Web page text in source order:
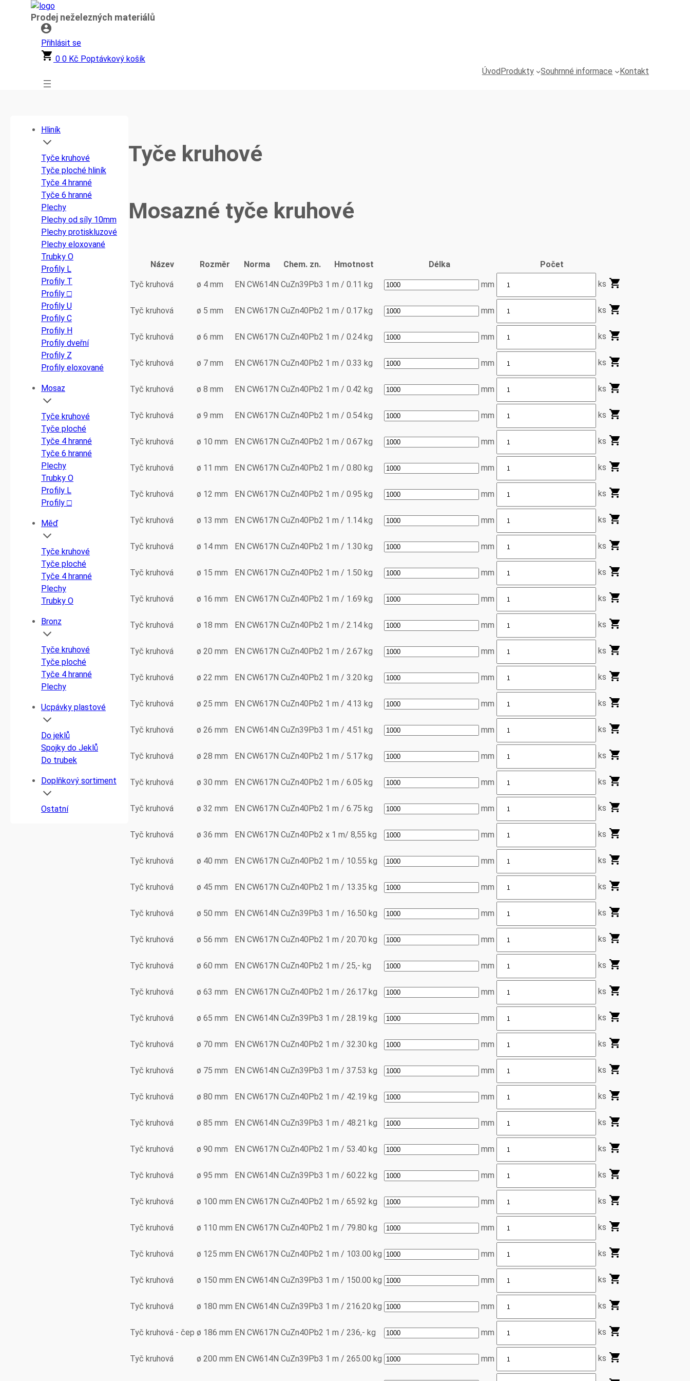
Přeskočit
Prodej neželezných materiálů
Přihlásit se
0 0 Kč Poptávkový košík
ÚvodProdukty Souhrnné informace Kontakt
Hliník
Tyče kruhové
Tyče ploché hliník
Tyče 4 hranné
Tyče 6 hranné
Plechy
Plechy od síly 10mm
Plechy protiskluzové
Plechy eloxované
Trubky O
Profily L
Profily T
Profily □
Profily U
Profily C
Profily H
Profily dveřní
Profily Z
Profily eloxované
Mosaz
Tyče kruhové
Tyče ploché
Tyče 4 hranné
Tyče 6 hranné
Plechy
Trubky O
Profily L
Profily □
Měď
Tyče kruhové
Tyče ploché
Tyče 4 hranné
Plechy
Trubky O
Bronz
Tyče kruhové
Tyče ploché
Tyče 4 hranné
Plechy
Ucpávky plastové
Do jeklů
Spojky do Jeklů
Do trubek
Doplňkový sortiment
Ostatní
Tyče kruhové
Mosazné tyče kruhové
Název Rozměr Norma Chem. zn. Hmotnost Délka Počet
Tyč kruhová ø 4 mm EN CW614N CuZn39Pb3 1 m / 0.11 kg mm ks
Tyč kruhová ø 5 mm EN CW617N CuZn40Pb2 1 m / 0.17 kg mm ks
Tyč kruhová ø 6 mm EN CW617N CuZn40Pb2 1 m / 0.24 kg mm ks
Tyč kruhová ø 7 mm EN CW617N CuZn40Pb2 1 m / 0.33 kg mm ks
Tyč kruhová ø 8 mm EN CW617N CuZn40Pb2 1 m / 0.42 kg mm ks
Tyč kruhová ø 9 mm EN CW617N CuZn40Pb2 1 m / 0.54 kg mm ks
Tyč kruhová ø 10 mm EN CW617N CuZn40Pb2 1 m / 0.67 kg mm ks
Tyč kruhová ø 11 mm EN CW617N CuZn40Pb2 1 m / 0.80 kg mm ks
Tyč kruhová ø 12 mm EN CW617N CuZn40Pb2 1 m / 0.95 kg mm ks
Tyč kruhová ø 13 mm EN CW617N CuZn40Pb2 1 m / 1.14 kg mm ks
Tyč kruhová ø 14 mm EN CW617N CuZn40Pb2 1 m / 1.30 kg mm ks
Tyč kruhová ø 15 mm EN CW617N CuZn40Pb2 1 m / 1.50 kg mm ks
Tyč kruhová ø 16 mm EN CW617N CuZn40Pb2 1 m / 1.69 kg mm ks
Tyč kruhová ø 18 mm EN CW617N CuZn40Pb2 1 m / 2.14 kg mm ks
Tyč kruhová ø 20 mm EN CW617N CuZn40Pb2 1 m / 2.67 kg mm ks
Tyč kruhová ø 22 mm EN CW617N CuZn40Pb2 1 m / 3.20 kg mm ks
Tyč kruhová ø 25 mm EN CW617N CuZn40Pb2 1 m / 4.13 kg mm ks
Tyč kruhová ø 26 mm EN CW614N CuZn39Pb3 1 m / 4.51 kg mm ks
Tyč kruhová ø 28 mm EN CW617N CuZn40Pb2 1 m / 5.17 kg mm ks
Tyč kruhová ø 30 mm EN CW617N CuZn40Pb2 1 m / 6.05 kg mm ks
Tyč kruhová ø 32 mm EN CW617N CuZn40Pb2 1 m / 6.75 kg mm ks
Tyč kruhová ø 36 mm EN CW617N CuZn40Pb2 x 1 m/ 8,55 kg mm ks
Tyč kruhová ø 40 mm EN CW617N CuZn40Pb2 1 m / 10.55 kg mm ks
Tyč kruhová ø 45 mm EN CW617N CuZn40Pb2 1 m / 13.35 kg mm ks
Tyč kruhová ø 50 mm EN CW614N CuZn39Pb3 1 m / 16.50 kg mm ks
Tyč kruhová ø 56 mm EN CW617N CuZn40Pb2 1 m / 20.70 kg mm ks
Tyč kruhová ø 60 mm EN CW617N CuZn40Pb2 1 m / 25,- kg mm ks
Tyč kruhová ø 63 mm EN CW617N CuZn40Pb2 1 m / 26.17 kg mm ks
Tyč kruhová ø 65 mm EN CW614N CuZn39Pb3 1 m / 28.19 kg mm ks
Tyč kruhová ø 70 mm EN CW617N CuZn40Pb2 1 m / 32.30 kg mm ks
Tyč kruhová ø 75 mm EN CW614N CuZn39Pb3 1 m / 37.53 kg mm ks
Tyč kruhová ø 80 mm EN CW617N CuZn40Pb2 1 m / 42.19 kg mm ks
Tyč kruhová ø 85 mm EN CW614N CuZn39Pb3 1 m / 48.21 kg mm ks
Tyč kruhová ø 90 mm EN CW617N CuZn40Pb2 1 m / 53.40 kg mm ks
Tyč kruhová ø 95 mm EN CW614N CuZn39Pb3 1 m / 60.22 kg mm ks
Tyč kruhová ø 100 mm EN CW617N CuZn40Pb2 1 m / 65.92 kg mm ks
Tyč kruhová ø 110 mm EN CW617N CuZn40Pb2 1 m / 79.80 kg mm ks
Tyč kruhová ø 125 mm EN CW617N CuZn40Pb2 1 m / 103.00 kg mm ks
Tyč kruhová ø 150 mm EN CW614N CuZn39Pb3 1 m / 150.00 kg mm ks
Tyč kruhová ø 180 mm EN CW614N CuZn39Pb3 1 m / 216.20 kg mm ks
Tyč kruhová - čep ø 186 mm EN CW617N CuZn40Pb2 1 m / 236,- kg mm ks
Tyč kruhová ø 200 mm EN CW614N CuZn39Pb3 1 m / 265.00 kg mm ks